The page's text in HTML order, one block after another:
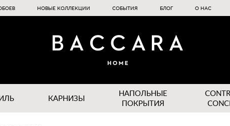
НОВЫЕ КОЛЛЕКЦИИ СОБЫТИЯ БЛОГ О НАС
КАРНИЗЫ
НАПОЛЬНЫЕ
ПОКРЫТИЯ